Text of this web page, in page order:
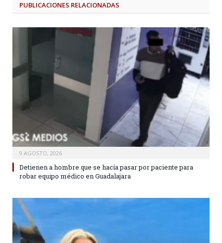
PUBLICACIONES RELACIONADAS
9 AGOSTO, 2026
Detienen a hombre que se hacía pasar por paciente para
robar equipo médico en Guadalajara